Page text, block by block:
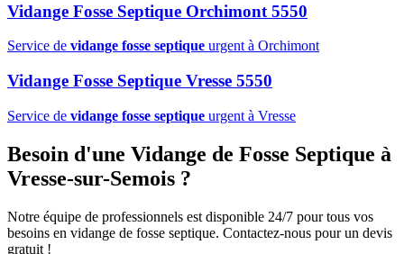
Vidange Fosse Septique Orchimont 5550
Service de vidange fosse septique urgent à Orchimont
Vidange Fosse Septique Vresse 5550
Service de vidange fosse septique urgent à Vresse
Besoin d'une Vidange de Fosse Septique à
Vresse-sur-Semois ?
Notre équipe de professionnels est disponible 24/7 pour tous vos
besoins en vidange de fosse septique. Contactez-nous pour un devis
gratuit !